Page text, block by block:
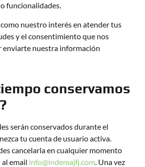
funcionalidades.
nuestro interés en atender tus
y el consentimiento que nos
enviarte nuestra información
conservamos
serán conservados durante el
tu cuenta de usuario activa.
cancelarla en cualquier momento
email info@indemajfj.com . Una vez